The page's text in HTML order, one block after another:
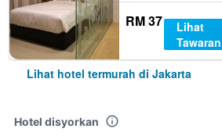
RM 37
Lihat
Tawaran
Lihat hotel termurah di Jakarta
Hotel disyorkan